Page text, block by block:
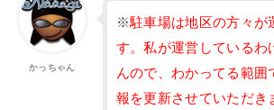
かっちゃん
※駐車場は地区の方々が
す。私が運営しているわ
んので、わかってる範囲
報を更新させていただき